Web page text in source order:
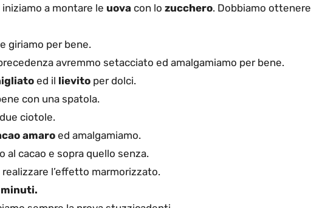
a montare le uova con lo zucchero. Dobbiamo ottenere
giriamo per bene.
avremmo setacciato ed amalgamiamo per bene.
ed il lievito per dolci.
con una spatola.
ciotole.
amaro ed amalgamiamo.
al cacao e sopra quello senza.
l’effetto marmorizzato.